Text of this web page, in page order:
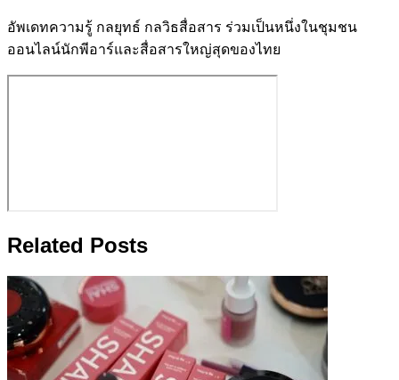
อัพเดทความรู้ กลยุทธ์ กลวิธสื่อสาร ร่วมเป็นหนึ่งในชุมชน
ออนไลน์นักพีอาร์และสื่อสารใหญ่สุดของไทย
Related Posts